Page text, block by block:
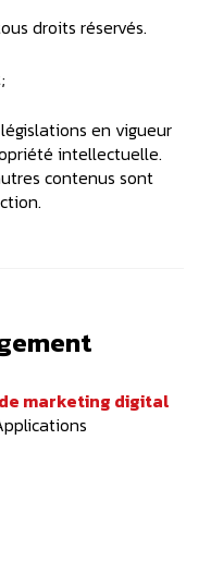
droits réservés.
en vigueur
intellectuelle.
contenus sont
marketing digital